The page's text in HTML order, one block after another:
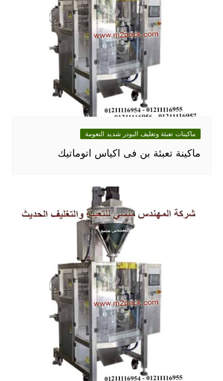
ماكينات تعبئة وتغليف البودر شديد النعومة
ماكينة تعبئة بن فى اكياس اتوماتيك